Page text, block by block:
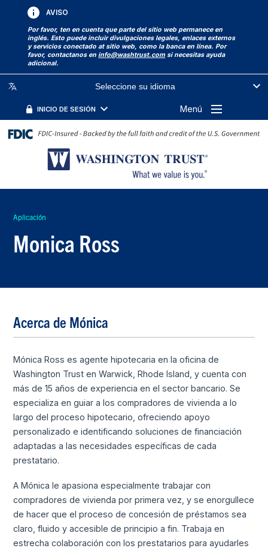
AVISO
Por favor, ten en cuenta que parte del sitio web permanece en
inglés. Esto puede incluir divulgaciones legales, enlaces externos
y servicios conectado at sitio web, como la banca en línea. Por
favor, contactanos eninfo@washtrust.com si necesitas ayuda
adicional.
Seleccione su idioma
INICIO DE SESIÓN Menú
Aplicación
Monica Ross
Acerca de Mónica
Mónica Ross es agente hipotecaria en la oficina de
Washington Trust en Warwick, Rhode Island, y cuenta con
más de 15 años de experiencia en el sector bancario. Se
especializa en guiar a los compradores de vivienda a lo
largo del proceso hipotecario, ofreciendo apoyo
personalizado e identificando soluciones de financiación
adaptadas a las necesidades específicas de cada
prestatario.
A Mónica le apasiona especialmente trabajar con
compradores de vivienda por primera vez, y se enorgullece
de hacer que el proceso de concesión de préstamos sea
claro, fluido y accesible de principio a fin. Trabaja en
estrecha colaboración con los prestatarios para ayudarles